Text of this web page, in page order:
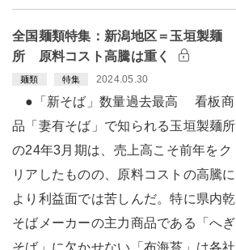
全国麺類特集：新潟地区＝玉垣製麺
所 原料コスト高騰は重く
麺類 特集 2024.05.30
●「新そば」数量過去最高 看板商
品「妻有そば」で知られる玉垣製麺所
の24年3月期は、売上高こそ前年をク
リアしたものの、原料コストの高騰に
より利益面では苦しんだ。特に県内乾
そばメーカーの主力商品である「へぎ
そば」に欠かせない「布海苔」は各社